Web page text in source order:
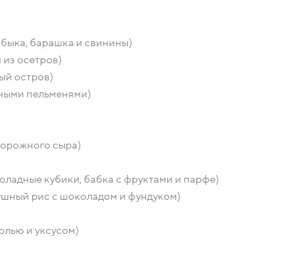
быка, барашка и свинины)
осетров)
остров)
пельменями)
сыра)
кубики, бабка с фруктами и парфе)
рис с шоколадом и фундуком)
и уксусом)